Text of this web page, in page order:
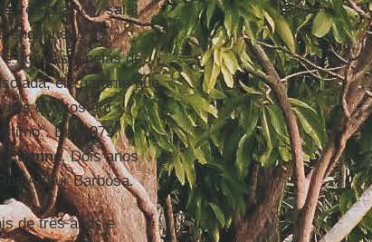
três quartos, sala,
engenheiro de
aquelas janelas de
ele garante que
quartos em
Em 1979,
Etienne. Dois anos
Arthur Barbosa.
de três anos e